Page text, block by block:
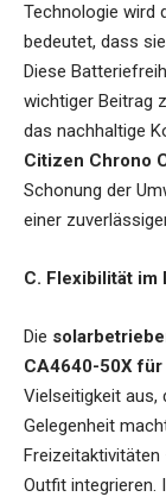
Technologie wird
bedeutet, dass
Diese
wichtiger Beitrag
das nachhaltige
Citizen Chrono
Schonung der
einer
C. Flexibilität im
Die
CA4640-50X
Vielseitigkeit aus,
Gelegenheit
Outfit integrieren.